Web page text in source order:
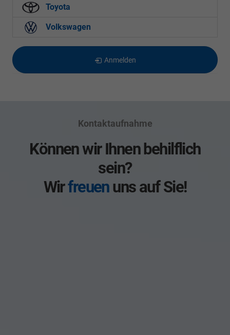
Toyota
Volkswagen
Anmelden
Kontaktaufnahme
Können wir Ihnen behilflich
sein?
Wirfreuenuns auf Sie!